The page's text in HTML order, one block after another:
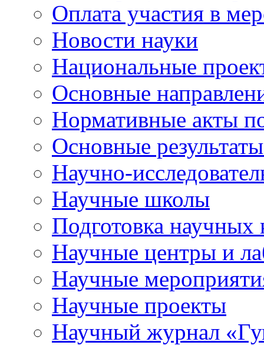
Оплата участия в
Новости науки
Национальные
Основные
Нормативные акты
Основные
Научно-
Научные школы
Подготовка научных
Научные центры и
Научные
Научные проекты
Научный журнал «